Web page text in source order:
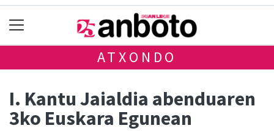
ATXONDO
I. Kantu Jaialdia abenduaren
3ko Euskara Egunean